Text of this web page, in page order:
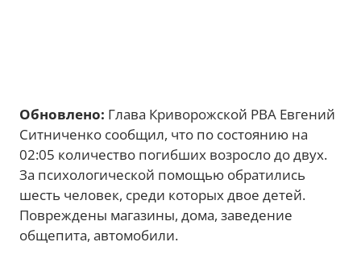
Обновлено: Глава Криворожской РВА Евгений
Ситниченко сообщил, что по состоянию на
02:05 количество погибших возросло до двух.
За психологической помощью обратились
шесть человек, среди которых двое детей.
Повреждены магазины, дома, заведение
общепита, автомобили.